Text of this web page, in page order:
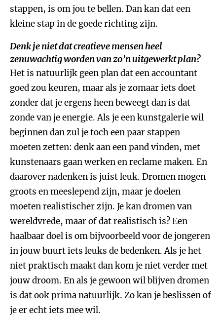
stappen, is om jou te bellen. Dan kan dat een
kleine stap in de goede richting zijn.
Denk je niet dat creatieve mensen heel
zenuwachtig worden van zo’n uitgewerkt plan?
Het is natuurlijk geen plan dat een accountant
goed zou keuren, maar als je zomaar iets doet
zonder dat je ergens heen beweegt dan is dat
zonde van je energie. Als je een kunstgalerie wil
beginnen dan zul je toch een paar stappen
moeten zetten: denk aan een pand vinden, met
kunstenaars gaan werken en reclame maken. En
daarover nadenken is juist leuk. Dromen mogen
groots en meeslepend zijn, maar je doelen
moeten realistischer zijn. Je kan dromen van
wereldvrede, maar of dat realistisch is? Een
haalbaar doel is om bijvoorbeeld voor de jongeren
in jouw buurt iets leuks de bedenken. Als je het
niet praktisch maakt dan kom je niet verder met
jouw droom. En als je gewoon wil blijven dromen
is dat ook prima natuurlijk. Zo kan je beslissen of
je er echt iets mee wil.